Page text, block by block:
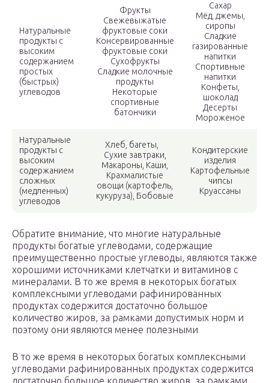
Натуральные
продукты с
высоким
содержанием
простых
(быстрых)
углеводов
Фрукты
Свежевыжатые
фруктовые соки
Консервированные
фруктовые соки
Сухофрукты
Сладкие молочные
продукты
Некоторые
спортивные
батончики
Сахар
Мёд, джемы,
сиропы
Сладкие
газированные
напитки
Спортивные
напитки
Конфеты,
шоколад
Десерты
Мороженое
Натуральные
продукты с
высоким
содержанием
сложных
(медленных)
углеводов
Хлеб, багеты,
Сухие завтраки,
Макароны, Каши,
Крахмалистые
овощи (картофель,
кукуруза), Бобовые
Кондитерские
изделия
Картофельные
чипсы
Круассаны
Обратите внимание, что многие натуральные
продукты богатые углеводами, содержащие
преимущественно простые углеводы, являются также
хорошими источниками клетчатки и витаминов с
минералами. В то же время в некоторых богатых
комплексными углеводами рафинированных
продуктах содержится достаточно большое
количество жиров, за рамками допустимых норм и
поэтому они являются менее полезными
В то же время в некоторых богатых комплексными
углеводами рафинированных продуктах содержится
достаточно большое количество жиров, за рамками